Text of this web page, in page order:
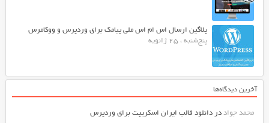
پلاگین ارسال اس ام اس ملی پیامک برای وردپرس و ووکامرس
پنج‌شنبه ، 25 ژانویه
آخرین دیدگاه‌ها
محمد جواددر دانلود قالب ایران اسکریپت برای وردپرس